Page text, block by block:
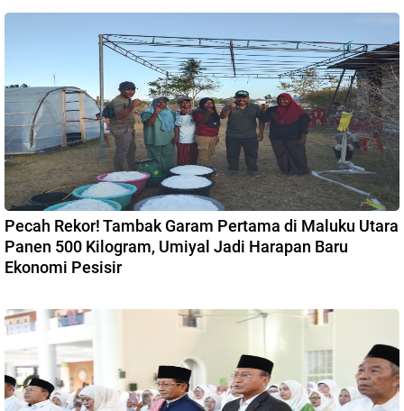
Pecah Rekor! Tambak Garam Pertama di Maluku Utara
Panen 500 Kilogram, Umiyal Jadi Harapan Baru
Ekonomi Pesisir